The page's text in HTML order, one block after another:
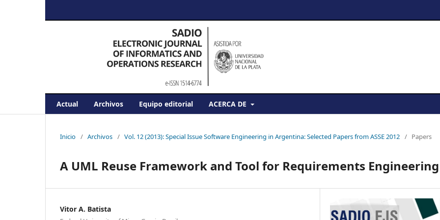
Actual Archivos Equipo editorial ACERCA DE
Inicio / Archivos / Vol. 12 (2013): Special Issue Software Engineering in Argentina: Selected Papers from ASSE 2012 / Papers
A UML Reuse Framework and Tool for Requirements Engineering
Vitor A. Batista